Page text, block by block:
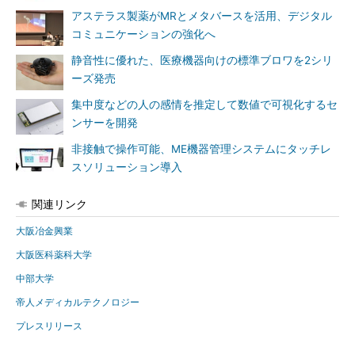
アステラス製薬がMRとメタバースを活用、デジタル
コミュニケーションの強化へ
静音性に優れた、医療機器向けの標準ブロワを2シリ
ーズ発売
集中度などの人の感情を推定して数値で可視化するセ
ンサーを開発
非接触で操作可能、ME機器管理システムにタッチレ
スソリューション導入
関連リンク
大阪冶金興業
大阪医科薬科大学
中部大学
帝人メディカルテクノロジー
プレスリリース